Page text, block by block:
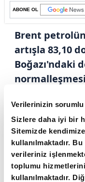
Verilerinizin sorumlu
Sizlere daha iyi bir
Sitemizde
kullanılmaktadır.
verileriniz
toplumu
kullanılmaktadır.
ABONE OL
Brent
artışla 83,10
Boğazı'ndaki
yönelik
yukarı
Trump ile
da piyasaların
Brent petrolün